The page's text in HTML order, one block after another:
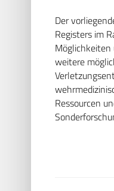
Der
Registers im
weitere
Ressourcen